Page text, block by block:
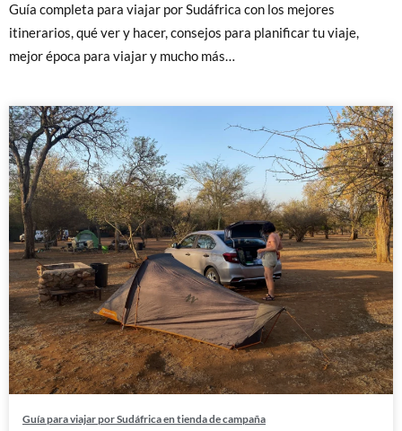
Guía completa para viajar por Sudáfrica con los mejores
itinerarios, qué ver y hacer, consejos para planificar tu viaje,
mejor época para viajar y mucho más…
Guía para viajar por Sudáfrica en tienda de campaña